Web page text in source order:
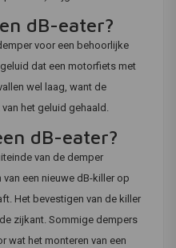
dB-eater?
voor een behoorlijke
dat een motorfiets met
wel laag, want de
het geluid gehaald.
dB-eater?
van de demper
een nieuwe dB-killer op
Het bevestigen van de killer
zijkant. Sommige dempers
wat het monteren van een